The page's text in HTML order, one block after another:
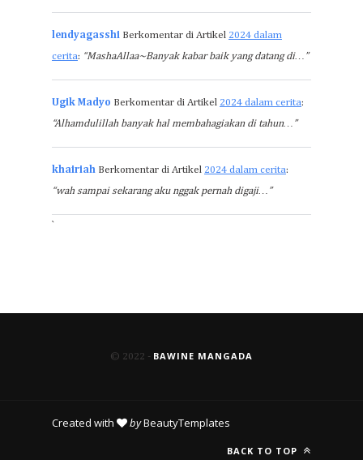
lendyagasshi Berkomentar di Artikel 2024 dalam
cerita: “MashaAllaa~Banyak kabar baik yang datang di…”
Ugik Madyo Berkomentar di Artikel 2024 dalam cerita:
“Alhamdulillah banyak hal membahagiakan di tahun…”
khairiah Berkomentar di Artikel 2024 dalam cerita:
“wah sampai sekarang aku nggak pernah digaji…”
`
© 2022 - BAWINE MANGADA
Created with byBeautyTemplates
BACK TO TOP